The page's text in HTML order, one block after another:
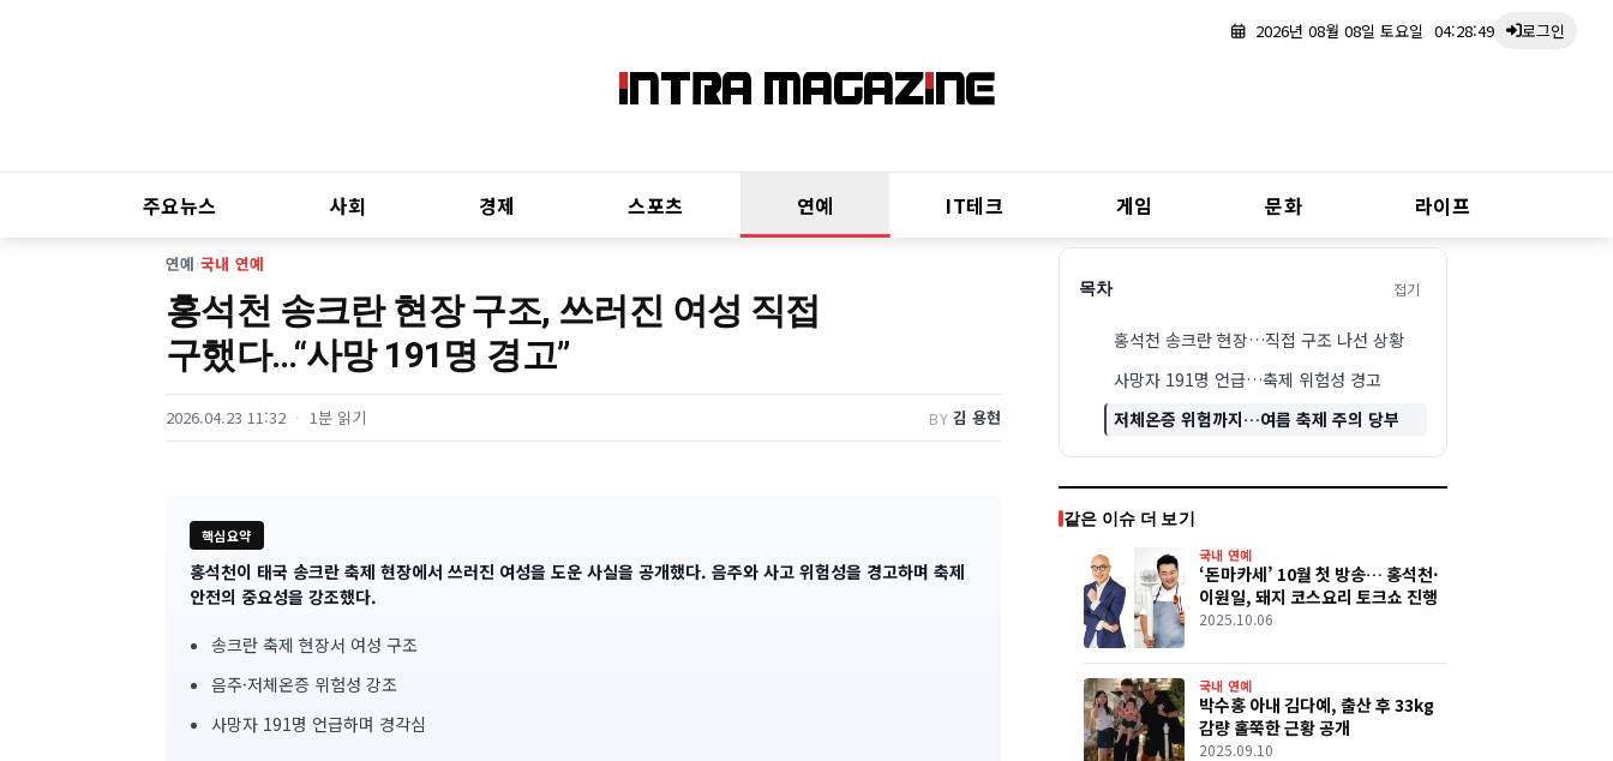
2026년 08월 08일 토요일 04:28:50 로그인
주요뉴스 사회 경제 스포츠 연예 IT테크 게임 문화 라이프
연예›국내 연예
홍석천 송크란 현장 구조, 쓰러진 여성 직접
구했다…“사망 191명 경고”
2026.04.23 11:32 1분 읽기 BY 김 용현
핵심요약
기
심
홍석천이 태국 송크란 축제 현장에서 쓰러진 여성을 도운 사실을 공개했다. 음주와 사고 위험성을 경고하며 축제
안전의 중요성을 강조했다.
송크란 축제 현장서 여성 구조
음주·저체온증 위험성 강조
사망자 191명 언급하며 경각심
목차 접기
홍석천 송크란 현장…직접 구조 나선 상황
사망자 191명 언급…축제 위험성 경고
저체온증 위험까지…여름 축제 주의 당부
같은 이슈 더 보기
국내 연예
‘돈마카세’ 10월 첫 방송… 홍석천·
이원일, 돼지 코스요리 토크쇼 진행
2025.10.06
국내 연예
박수홍 아내 김다예, 출산 후 33kg
감량 홀쭉한 근황 공개
2025.09.10